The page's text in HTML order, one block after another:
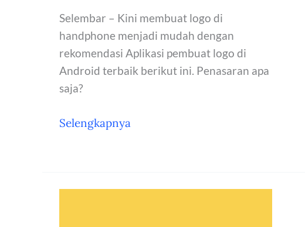
Selembar – Kini membuat logo di
handphone menjadi mudah dengan
rekomendasi Aplikasi pembuat logo di
Android terbaik berikut ini. Penasaran apa
saja?
8
di
Selengkapnya